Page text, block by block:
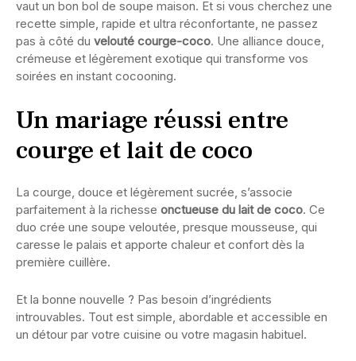
vaut un bon bol de soupe maison. Et si vous cherchez une
recette simple, rapide et ultra réconfortante, ne passez
pas à côté du velouté courge-coco. Une alliance douce,
crémeuse et légèrement exotique qui transforme vos
soirées en instant cocooning.
Un mariage réussi entre
courge et lait de coco
La courge, douce et légèrement sucrée, s’associe
parfaitement à la richesse onctueuse du lait de coco. Ce
duo crée une soupe veloutée, presque mousseuse, qui
caresse le palais et apporte chaleur et confort dès la
première cuillère.
Et la bonne nouvelle ? Pas besoin d’ingrédients
introuvables. Tout est simple, abordable et accessible en
un détour par votre cuisine ou votre magasin habituel.